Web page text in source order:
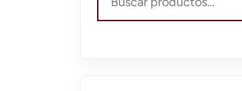
por: